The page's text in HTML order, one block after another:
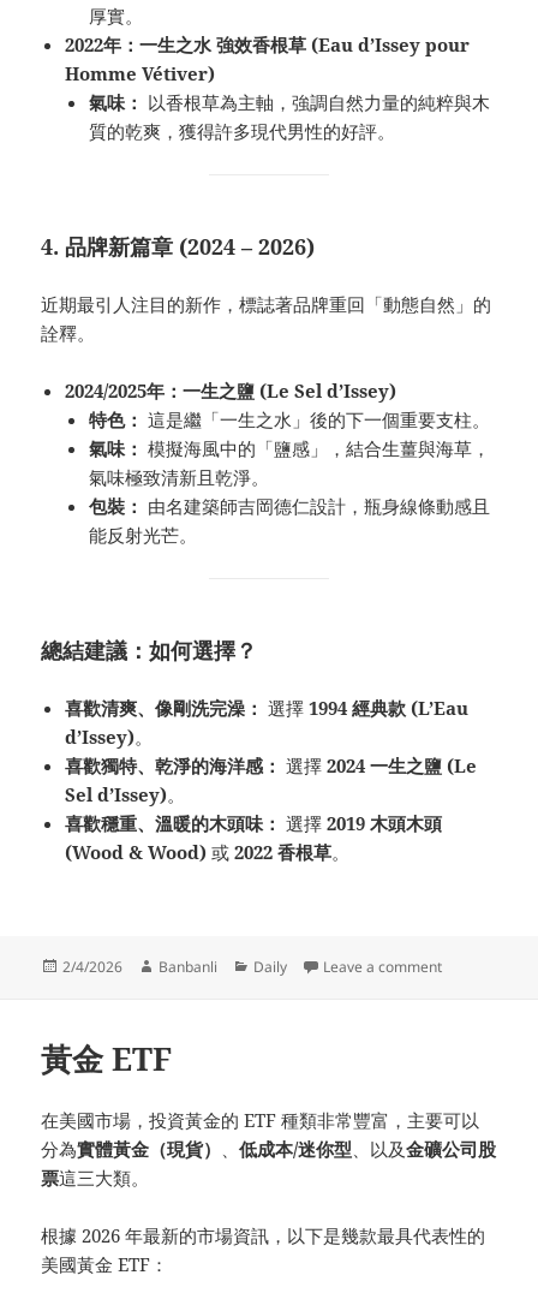
厚實。
2022年：一生之水 強效香根草 (Eau d’Issey pour
Homme Vétiver)
氣味： 以香根草為主軸，強調自然力量的純粹與木
質的乾爽，獲得許多現代男性的好評。
4. 品牌新篇章 (2024 – 2026)
近期最引人注目的新作，標誌著品牌重回「動態自然」的
詮釋。
2024/2025年：一生之鹽 (Le Sel d’Issey)
特色： 這是繼「一生之水」後的下一個重要支柱。
氣味： 模擬海風中的「鹽感」，結合生薑與海草，
氣味極致清新且乾淨。
包裝： 由名建築師吉岡德仁設計，瓶身線條動感且
能反射光芒。
總結建議：如何選擇？
喜歡清爽、像剛洗完澡： 選擇1994 經典款 (L’Eau
d’Issey)。
喜歡獨特、乾淨的海洋感： 選擇2024 一生之鹽 (Le
Sel d’Issey)。
喜歡穩重、溫暖的木頭味： 選擇2019 木頭木頭
(Wood & Wood) 或2022 香根草。
Posted
2/4/2026 Author
Banbanli Categories
Daily Leave a commenton 三宅一生
黃金 ETF
在美國市場，投資黃金的 ETF 種類非常豐富，主要可以
分為實體黃金（現貨） 、低成本/迷你型 、以及金礦公司股
票這三大類。
根據 2026 年最新的市場資訊，以下是幾款最具代表性的
美國黃金 ETF：